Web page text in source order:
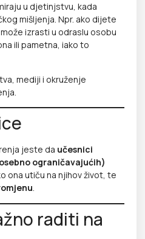
u djetinjstvu, kada
mišljenja. Npr. ako dijete
izrasti u odraslu osobu
ili pametna, iako to
mediji i okruženje
jeste da učesnici
ograničavajućih)
ona utiču na njihov život, te
.
raditi na